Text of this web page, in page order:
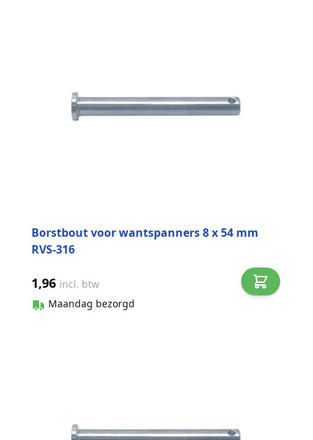
Borstbout voor wantspanners 8 x 54 mm
RVS-316
1,96 incl. btw
Maandag bezorgd